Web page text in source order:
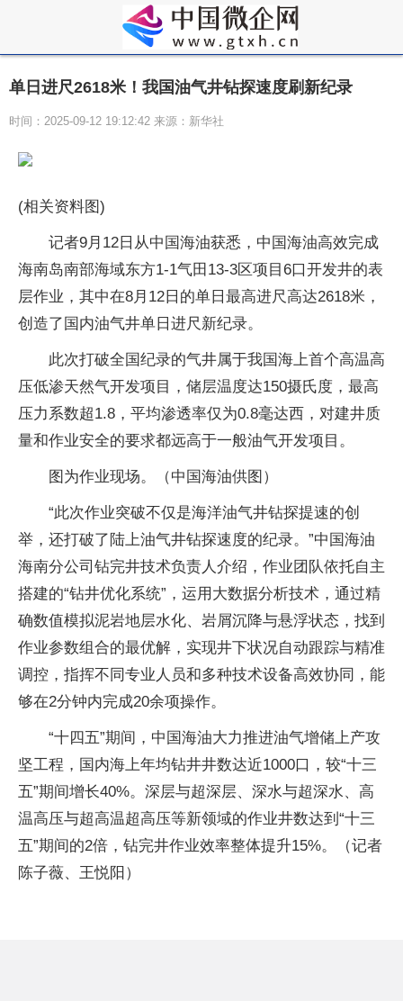
单日进尺2618米！我国油气井钻探速度刷新纪录
时间：2025-09-12 19:12:42 来源：新华社
(相关资料图)
记者9月12日从中国海油获悉，中国海油高效完成
海南岛南部海域东方1-1气田13-3区项目6口开发井的表
层作业，其中在8月12日的单日最高进尺高达2618米，
创造了国内油气井单日进尺新纪录。
此次打破全国纪录的气井属于我国海上首个高温高
压低渗天然气开发项目，储层温度达150摄氏度，最高
压力系数超1.8，平均渗透率仅为0.8毫达西，对建井质
量和作业安全的要求都远高于一般油气开发项目。
图为作业现场。（中国海油供图）
“此次作业突破不仅是海洋油气井钻探提速的创
举，还打破了陆上油气井钻探速度的纪录。”中国海油
海南分公司钻完井技术负责人介绍，作业团队依托自主
搭建的“钻井优化系统”，运用大数据分析技术，通过精
确数值模拟泥岩地层水化、岩屑沉降与悬浮状态，找到
作业参数组合的最优解，实现井下状况自动跟踪与精准
调控，指挥不同专业人员和多种技术设备高效协同，能
够在2分钟内完成20余项操作。
“十四五”期间，中国海油大力推进油气增储上产攻
坚工程，国内海上年均钻井井数达近1000口，较“十三
五”期间增长40%。深层与超深层、深水与超深水、高
温高压与超高温超高压等新领域的作业井数达到“十三
五”期间的2倍，钻完井作业效率整体提升15%。（记者
陈子薇、王悦阳）